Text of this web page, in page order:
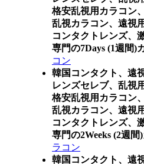
格安乱視用カラコン
乱視カラコン、遠視
コンタクトレンズ、
専門の7Days (1週間)
コン
韓国コンタクト、遠
レンズセレブ、乱視
格安乱視用カラコン
乱視カラコン、遠視
コンタクトレンズ、
専門の2Weeks (2週間
ラコン
韓国コンタクト、遠